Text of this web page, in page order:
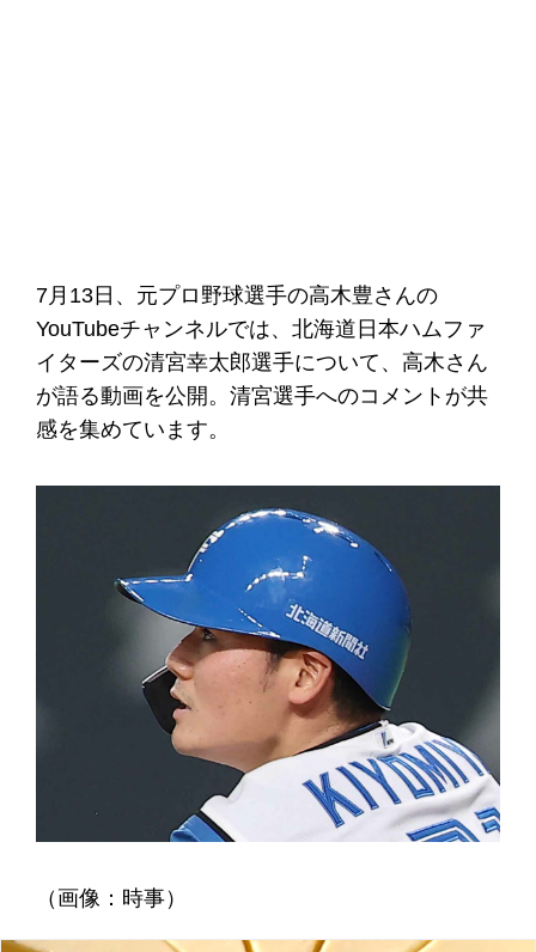
7月13日、元プロ野球選手の高木豊さんの
YouTubeチャンネルでは、北海道日本ハムファ
イターズの清宮幸太郎選手について、高木さん
が語る動画を公開。清宮選手へのコメントが共
感を集めています。
（画像：時事）